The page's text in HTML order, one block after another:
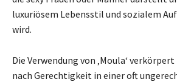
luxuriösem Lebensstil und sozialem
wird.
Die Verwendung von ‚Moula‘
nach Gerechtigkeit in einer oft